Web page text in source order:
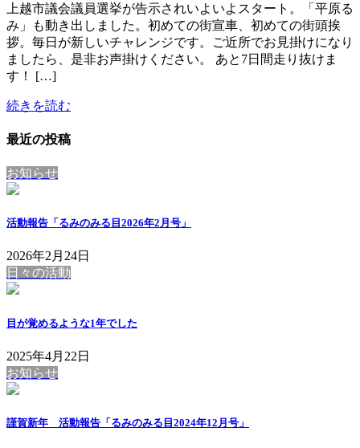
上越市議会議員選挙が告示されいよいよスタート。「平原る
み」も動き出しました。初めての街宣車、初めての街頭挨
拶。毎日が新しいチャレンジです。ご近所でお見掛けになり
ましたら、是非お声掛けください。 あと7日間走り抜けま
す！ […]
続きを読む
最近の投稿
お知らせ
活動報告「るみのみる目2026年2月号」
2026年2月24日
日々の活動
目が覚めるような1年でした
2025年4月22日
お知らせ
謹賀新年 活動報告「るみのみる目2024年12月号」